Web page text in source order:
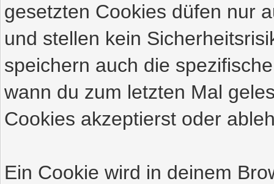
gesetzten Cookies düfen nur
und stellen kein
speichern auch die
wann du zum letzten Mal
Cookies akzeptierst oder
Ein Cookie wird in deinem